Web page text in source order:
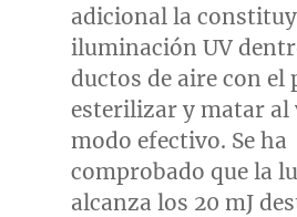
adicional la
iluminación UV
ductos de aire con el
esterilizar y matar al
modo efectivo. Se ha
comprobado que la
alcanza los 20 mJ